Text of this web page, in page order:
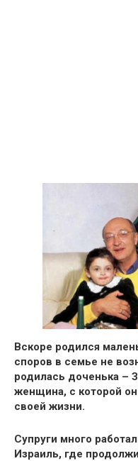
Вскоре родился
споров в семье не
родилась доченька –
женщина, с которой
своей жизни.
Супруги много
Израиль, где